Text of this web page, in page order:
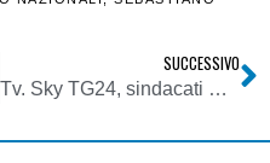
SUCCESSIVO
Tv. Sky TG24, sindacati SLC-CGIL: “Chiudono tutte le sedi regionali e fanno licenziare 46 lavoratori. Contrastiamo progetto minimo salario e massimo sfruttamento negli appalti televisivi”